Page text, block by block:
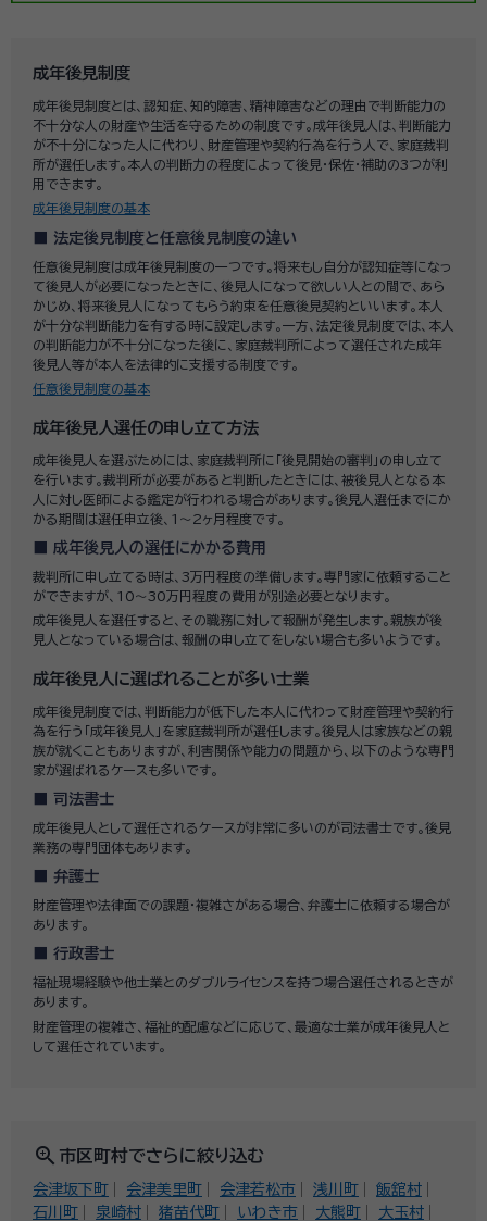
成年後見制度
成年後見制度とは、認知症、知的障害、精神障害などの理由で判断能力の
不十分な人の財産や生活を守るための制度です。成年後見人は、判断能力
が不十分になった人に代わり、財産管理や契約行為を行う人で、家庭裁判
所が選任します。本人の判断力の程度によって後見・保佐・補助の3つが利
用できます。
成年後見制度の基本
法定後見制度と任意後見制度の違い
任意後見制度は成年後見制度の一つです。将来もし自分が認知症等になっ
て後見人が必要になったときに、後見人になって欲しい人との間で、あら
かじめ、将来後見人になってもらう約束を任意後見契約といいます。本人
が十分な判断能力を有する時に設定します。一方、法定後見制度では、本人
の判断能力が不十分になった後に、家庭裁判所によって選任された成年
後見人等が本人を法律的に支援する制度です。
任意後見制度の基本
成年後見人選任の申し立て方法
成年後見人を選ぶためには、家庭裁判所に「後見開始の審判」の申し立て
を行います。裁判所が必要があると判断したときには、被後見人となる本
人に対し医師による鑑定が行われる場合があります。後見人選任までにか
かる期間は選任申立後、1～2ヶ月程度です。
成年後見人の選任にかかる費用
裁判所に申し立てる時は、3万円程度の準備します。専門家に依頼すること
ができますが、10〜30万円程度の費用が別途必要となります。
成年後見人を選任すると、その職務に対して報酬が発生します。親族が後
見人となっている場合は、報酬の申し立てをしない場合も多いようです。
成年後見人に選ばれることが多い士業
成年後見制度では、判断能力が低下した本人に代わって財産管理や契約行
為を行う「成年後見人」を家庭裁判所が選任します。後見人は家族などの親
族が就くこともありますが、利害関係や能力の問題から、以下のような専門
家が選ばれるケースも多いです。
司法書士
成年後見人として選任されるケースが非常に多いのが司法書士です。後見
業務の専門団体もあります。
弁護士
財産管理や法律面での課題・複雑さがある場合、弁護士に依頼する場合が
あります。
行政書士
福祉現場経験や他士業とのダブルライセンスを持つ場合選任されるときが
あります。
財産管理の複雑さ、福祉的配慮などに応じて、最適な士業が成年後見人と
して選任されています。
zoom_in 市区町村でさらに絞り込む
会津坂下町 会津美里町 会津若松市 浅川町
飯舘村
石川町
泉崎村 猪苗代町 いわき市 大熊町
大玉村